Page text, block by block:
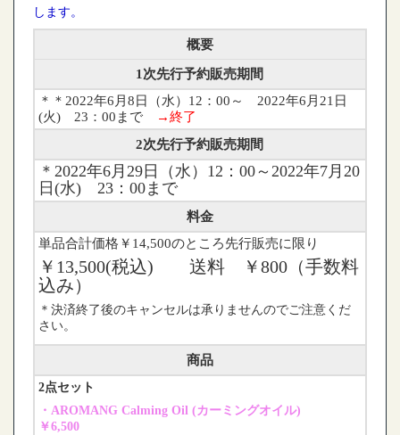
します。
概要
1次先行予約販売期間
＊＊ 2022年6月8日（水）12：00～ 2022年6月21日
(火) 23：00まで
→終了
2次先行予約販売期間
＊ 2022年6月29日（水）12：00～2022年7月20
日(水) 23：00まで
料金
単品合計価格￥14,500のところ先行販売に限り
￥13,500(税込) 送料 ￥800（手数料
込み）
＊決済終了後のキャンセルは承りませんのでご注意くだ
さい。
商品
2点セット
・AROMANG Calming Oil (カーミングオイル)
￥6,500